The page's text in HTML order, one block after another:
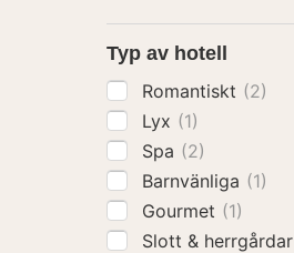
Typ av hotell
Romantiskt (2)
Lyx (1)
Spa (2)
Barnvänliga (1)
Gourmet (1)
Slott & herrgårdar